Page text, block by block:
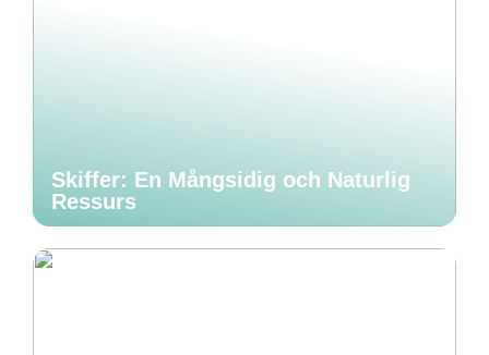
Skiffer: En Mångsidig och Naturlig
Ressurs